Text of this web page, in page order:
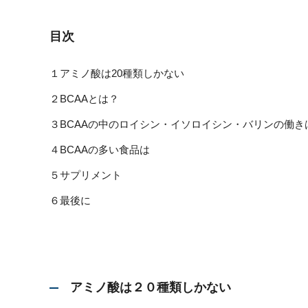
目次
１アミノ酸は20種類しかない
２BCAAとは？
３BCAAの中のロイシン・イソロイシン・バリンの働き
４BCAAの多い食品は
５サプリメント
６最後に
アミノ酸は２０種類しかない